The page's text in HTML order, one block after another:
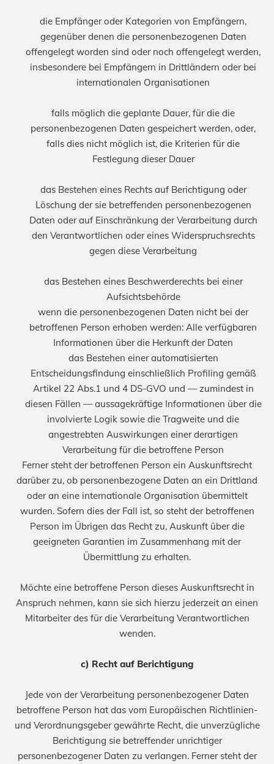
die Empfänger oder Kategorien von Empfängern,
gegenüber denen die personenbezogenen Daten
offengelegt worden sind oder noch offengelegt werden,
insbesondere bei Empfängern in Drittländern oder bei
internationalen Organisationen
falls möglich die geplante Dauer, für die die
personenbezogenen Daten gespeichert werden, oder,
falls dies nicht möglich ist, die Kriterien für die
Festlegung dieser Dauer
das Bestehen eines Rechts auf Berichtigung oder
Löschung der sie betreffenden personenbezogenen
Daten oder auf Einschränkung der Verarbeitung durch
den Verantwortlichen oder eines Widerspruchsrechts
gegen diese Verarbeitung
das Bestehen eines Beschwerderechts bei einer
Aufsichtsbehörde
wenn die personenbezogenen Daten nicht bei der
betroffenen Person erhoben werden: Alle verfügbaren
Informationen über die Herkunft der Daten
das Bestehen einer automatisierten
Entscheidungsfindung einschließlich Profiling gemäß
Artikel 22 Abs.1 und 4 DS-GVO und — zumindest in
diesen Fällen — aussagekräftige Informationen über die
involvierte Logik sowie die Tragweite und die
angestrebten Auswirkungen einer derartigen
Verarbeitung für die betroffene Person
Ferner steht der betroffenen Person ein Auskunftsrecht
darüber zu, ob personenbezogene Daten an ein Drittland
oder an eine internationale Organisation übermittelt
wurden. Sofern dies der Fall ist, so steht der betroffenen
Person im Übrigen das Recht zu, Auskunft über die
geeigneten Garantien im Zusammenhang mit der
Übermittlung zu erhalten.
Möchte eine betroffene Person dieses Auskunftsrecht in
Anspruch nehmen, kann sie sich hierzu jederzeit an einen
Mitarbeiter des für die Verarbeitung Verantwortlichen
wenden.
c) Recht auf Berichtigung
Jede von der Verarbeitung personenbezogener Daten
betroffene Person hat das vom Europäischen Richtlinien-
und Verordnungsgeber gewährte Recht, die unverzügliche
Berichtigung sie betreffender unrichtiger
personenbezogener Daten zu verlangen. Ferner steht der